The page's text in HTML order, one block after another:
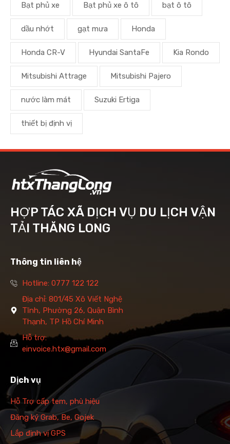
Bạt phủ xe Bạt phủ xe ô tô bạt ô tô
dầu nhớt gạt mưa Honda
Honda CR-V Hyundai SantaFe Kia Rondo
Mitsubishi Attrage Mitsubishi Pajero
nước làm mát Suzuki Ertiga
thiết bị định vị
HỢP TÁC XÃ DỊCH VỤ DU LỊCH VẬN
TẢI THĂNG LONG
Thông tin liên hệ
Hotline: 0777 122 122
Địa chỉ: 801/45 Xô Viết Nghệ
Tĩnh, Phường 26, Quận Bình
Thạnh, TP Hồ Chí Minh
Hỗ trợ:
einvoice.htx@gmail.com
Dịch vụ
Hỗ Trợ cấp tem, phù hiệu
Đăng ký Grab, Be, Gojek
Lắp định vị GPS